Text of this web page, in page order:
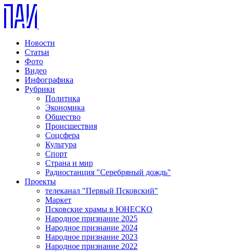
Новости
Статьи
Фото
Видео
Инфографика
Рубрики
Политика
Экономика
Общество
Происшествия
Соцсфера
Культура
Спорт
Страна и мир
Радиостанция "Серебряный дождь"
Проекты
телеканал "Первый Псковский"
Маркет
Псковские храмы в ЮНЕСКО
Народное признание 2025
Народное признание 2024
Народное признание 2023
Народное признание 2022